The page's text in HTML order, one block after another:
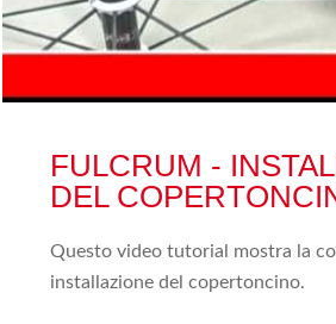
FULCRUM -
DEL
Questo video tutorial mostra la
installazione del copertoncino.